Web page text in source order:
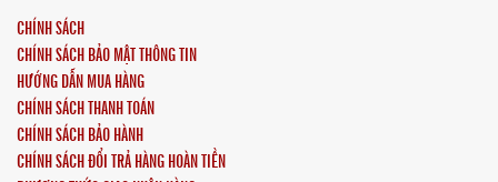
CHÍNH SÁCH
CHÍNH SÁCH BẢO MẬT THÔNG TIN
HƯỚNG DẪN MUA HÀNG
CHÍNH SÁCH THANH TOÁN
CHÍNH SÁCH BẢO HÀNH
CHÍNH SÁCH ĐỔI TRẢ HÀNG HOÀN TIỀN